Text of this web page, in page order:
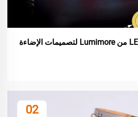
مزايا إضاءة النيون LED من Lumimore لتصميمات الإضاءة
02